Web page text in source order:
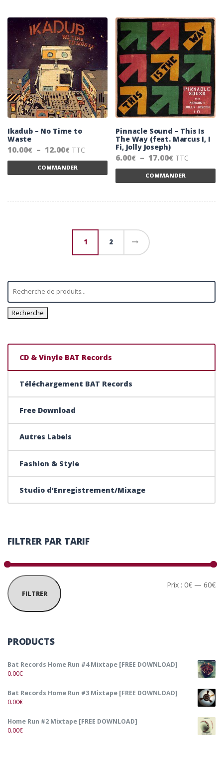
Ikadub – No Time to
Waste
10.00€ – 12.00€ Plage de prix : 10.00€ à 12.00€
TTC
COMMANDER
Ce produit a plusieurs variations. Les
Pinnacle Sound – This Is
The Way (feat. Marcus I, I
Fi, Jolly Joseph)
6.00€ – 17.00€ Plage de
TTC
COMMANDER
1 2
Recherche
CD & Vinyle BAT Records
Téléchargement BAT Records
Free Download
Autres Labels
Fashion & Style
Studio d’Enregistrement/Mixage
FILTRER PAR TARIF
FILTRER
Prix : 0€ — 60€
PRODUCTS
Bat Records Home Run #4 Mixtape [FREE DOWNLOAD]
0.00€
Bat Records Home Run #3 Mixtape [FREE DOWNLOAD]
0.00€
Home Run #2 Mixtape [FREE DOWNLOAD]
0.00€